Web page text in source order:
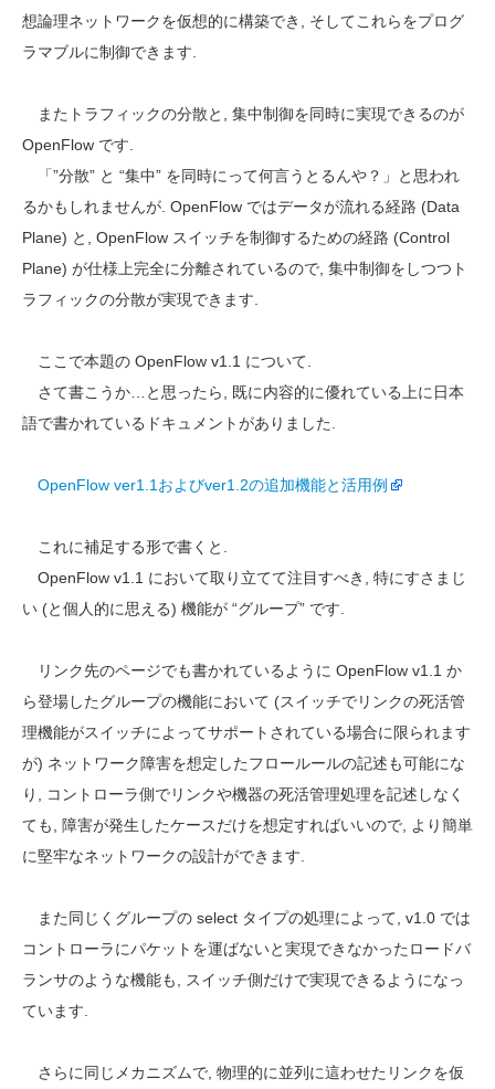
想論理ネットワークを仮想的に構築でき, そしてこれらをプログ
ラマブルに制御できます.
またトラフィックの分散と, 集中制御を同時に実現できるのが
OpenFlow です.
「”分散” と “集中” を同時にって何言うとるんや？」と思われ
るかもしれませんが. OpenFlow ではデータが流れる経路 (Data
Plane) と, OpenFlow スイッチを制御するための経路 (Control
Plane) が仕様上完全に分離されているので, 集中制御をしつつト
ラフィックの分散が実現できます.
ここで本題の OpenFlow v1.1 について.
さて書こうか…と思ったら, 既に内容的に優れている上に日本
語で書かれているドキュメントがありました.
OpenFlow ver1.1およびver1.2の追加機能と活用例
これに補足する形で書くと.
OpenFlow v1.1 において取り立てて注目すべき, 特にすさまじ
い (と個人的に思える) 機能が “グループ” です.
リンク先のページでも書かれているように OpenFlow v1.1 か
ら登場したグループの機能において (スイッチでリンクの死活管
理機能がスイッチによってサポートされている場合に限られます
が) ネットワーク障害を想定したフロールールの記述も可能にな
り, コントローラ側でリンクや機器の死活管理処理を記述しなく
ても, 障害が発生したケースだけを想定すればいいので, より簡単
に堅牢なネットワークの設計ができます.
また同じくグループの select タイプの処理によって, v1.0 では
コントローラにパケットを運ばないと実現できなかったロードバ
ランサのような機能も, スイッチ側だけで実現できるようになっ
ています.
さらに同じメカニズムで, 物理的に並列に這わせたリンクを仮